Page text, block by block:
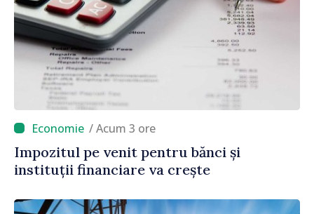
/ Acum 3 ore
Impozitul pe venit pentru bănci și
instituții financiare va crește